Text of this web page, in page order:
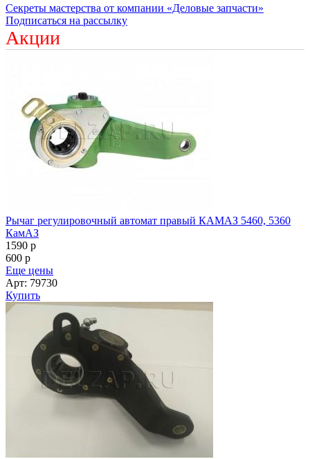
Секреты мастерства от компании «Деловые запчасти»
Подписаться на рассылку
Акции
Рычаг регулировочный автомат правый КАМАЗ 5460, 5360
КамАЗ
1590 p
600 p
Еще цены
Арт: 79730
Купить